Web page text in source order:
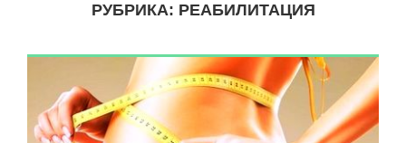
:
РУБРИКА: РЕАБИЛИТАЦИЯ